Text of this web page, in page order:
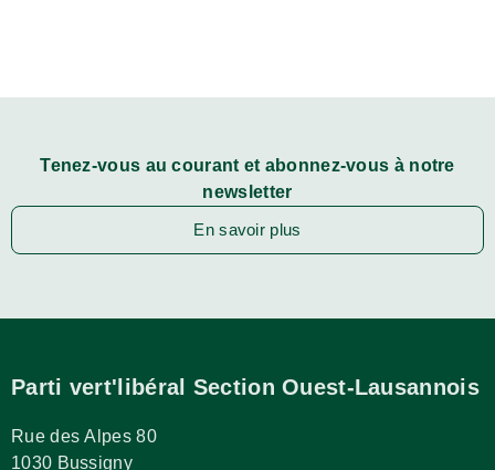
Tenez-vous au courant et abonnez-vous à notre
newsletter
En savoir plus
Parti vert'libéral Section Ouest-Lausannois
Rue des Alpes 80
1030 Bussigny